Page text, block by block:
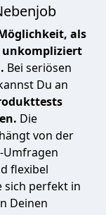
als
unkompliziert
Bei seriösen
Du an
Die
von der
Umfragen
flexibel
sich perfekt in
Deinen